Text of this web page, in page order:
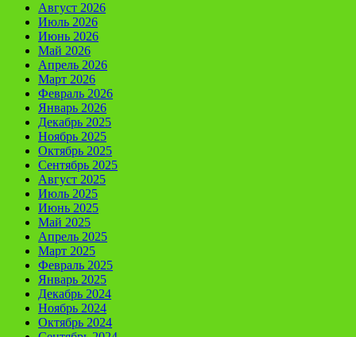
Август 2026
Июль 2026
Июнь 2026
Май 2026
Апрель 2026
Март 2026
Февраль 2026
Январь 2026
Декабрь 2025
Ноябрь 2025
Октябрь 2025
Сентябрь 2025
Август 2025
Июль 2025
Июнь 2025
Май 2025
Апрель 2025
Март 2025
Февраль 2025
Январь 2025
Декабрь 2024
Ноябрь 2024
Октябрь 2024